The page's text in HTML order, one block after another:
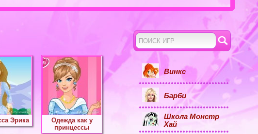
Эрика
Одежда как у
принцессы
Винкс
Барби
Школа Монстр
Хай